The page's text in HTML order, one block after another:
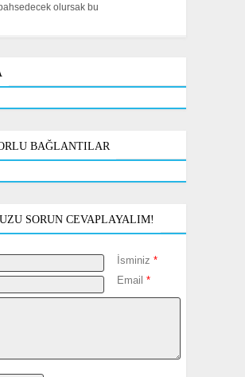
olursak bu
BAĞLANTILAR
SORUN CEVAPLAYALIM!
İsminiz *
Email *